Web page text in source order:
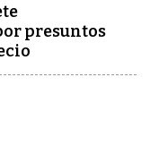
presuntos